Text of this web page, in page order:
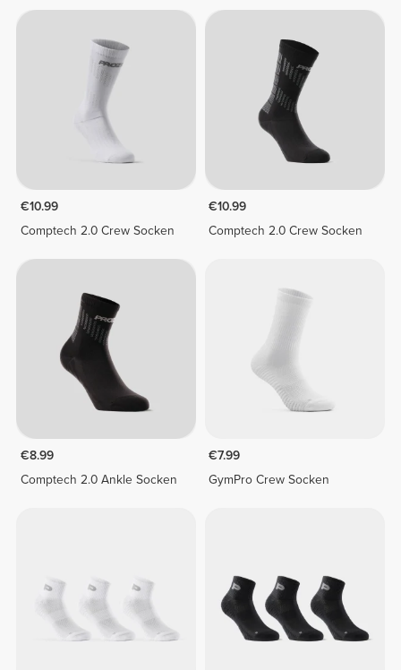
€10.99
Comptech 2.0 Crew Socken
€10.99
Comptech 2.0 Crew Socken
€8.99
Comptech 2.0 Ankle Socken
€7.99
GymPro Crew Socken